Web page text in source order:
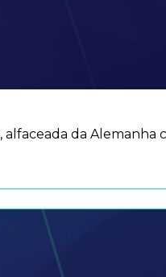
da Alemanha